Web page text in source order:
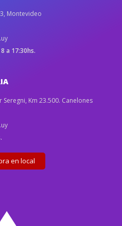
Montevideo
a 17:30hs.
Km 23.500. Canelones
en local